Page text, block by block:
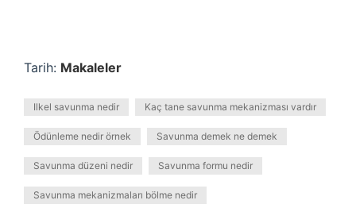
Tarih: Makaleler
Ilkel savunma nedir Kaç tane savunma mekanizması vardır
Ödünleme nedir örnek Savunma demek ne demek
Savunma düzeni nedir Savunma formu nedir
Savunma mekanizmaları bölme nedir